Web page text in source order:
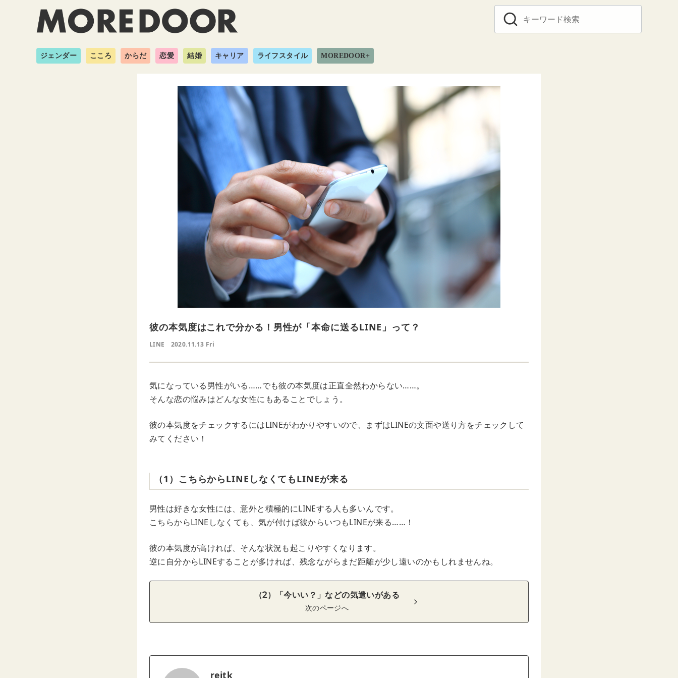
ジェンダー こころ からだ 恋愛 結婚 キャリア ライフスタイル MOREDOOR+
彼の本気度はこれで分かる！男性が「本命に送るLINE」って？
LINE 2020.11.13 Fri
気になっている男性がいる……でも彼の本気度は正直全然わからない……。
そんな恋の悩みはどんな女性にもあることでしょう。
彼の本気度をチェックするにはLINEがわかりやすいので、まずはLINEの文面や送り方をチェックして
みてください！
（1）こちらからLINEしなくてもLINEが来る
男性は好きな女性には、意外と積極的にLINEする人も多いんです。
こちらからLINEしなくても、気が付けば彼からいつもLINEが来る……！
彼の本気度が高ければ、そんな状況も起こりやすくなります。
逆に自分からLINEすることが多ければ、残念ながらまだ距離が少し遠いのかもしれませんね。
（2）「今いい？」などの気遣いがある
次のページへ
reitk